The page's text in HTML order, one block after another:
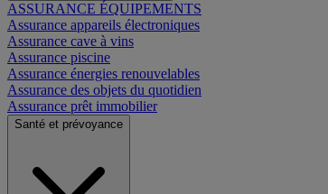
ASSURANCE ÉQUIPEMENTS
Assurance appareils électroniques
Assurance cave à vins
Assurance piscine
Assurance énergies renouvelables
Assurance des objets du quotidien
Assurance prêt immobilier
Santé et prévoyance